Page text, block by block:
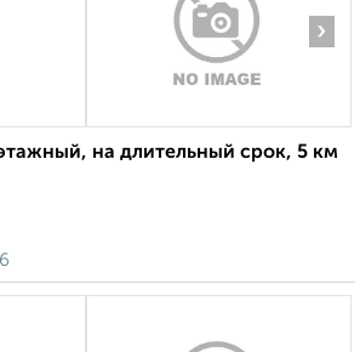
›
на длительный срок, 5 км